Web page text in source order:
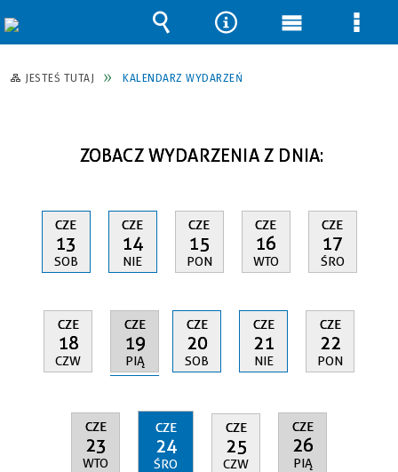
JESTEŚ TUTAJ KALENDARZ WYDARZEŃ
ZOBACZ WYDARZENIA Z DNIA:
CZE
13
SOB
CZE
14
NIE
CZE
15
PON
CZE
16
WTO
CZE
17
ŚRO
CZE
18
CZW
CZE
19
PIĄ
CZE
20
SOB
CZE
21
NIE
CZE
22
PON
CZE
23
WTO
CZE
24
ŚRO
CZE
25
CZW
CZE
26
PIĄ
Wyszukiwarka
Narzędzia
Menu Menu